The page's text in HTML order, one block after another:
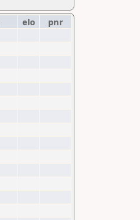
elo
pnr